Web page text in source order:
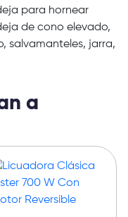
para hornear
de cono elevado,
salvamanteles, jarra,
a